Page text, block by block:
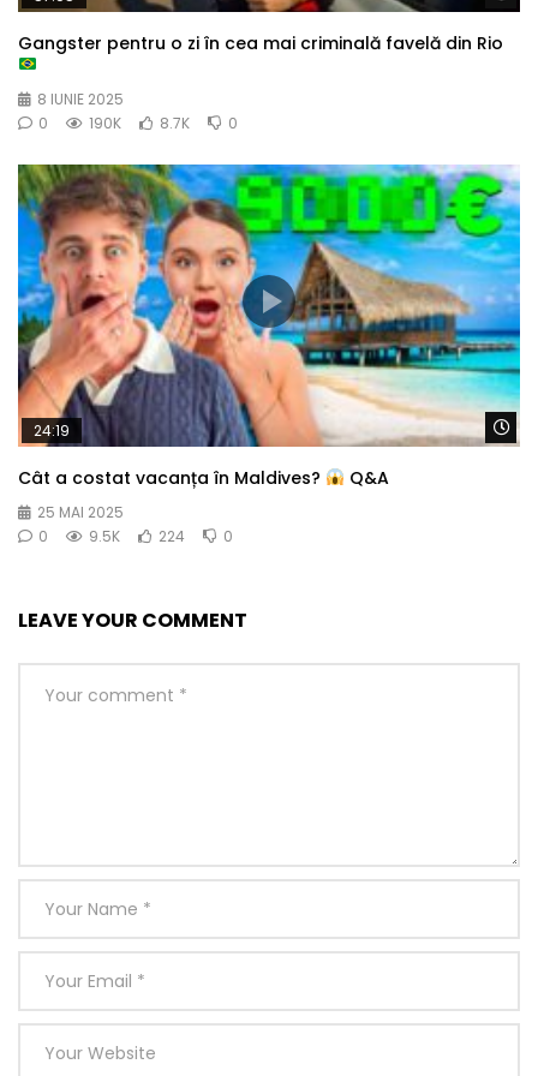
Gangster pentru o zi în cea mai criminală favelă din Rio
8 IUNIE 2025
0
190K 8.7K 0
24:19
Cât a costat vacanța în Maldives? Q&A
25 MAI 2025
0
9.5K 224 0
LEAVE YOUR COMMENT